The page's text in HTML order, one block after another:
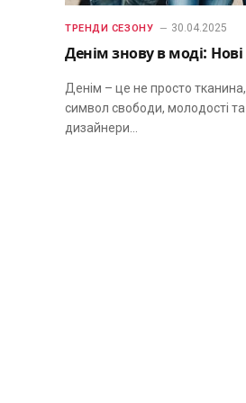
ТРЕНДИ СЕЗОНУ 30.04.2025
Денім знову в моді: Нові
Денім – це не просто
символ свободи, молодості
дизайнери…